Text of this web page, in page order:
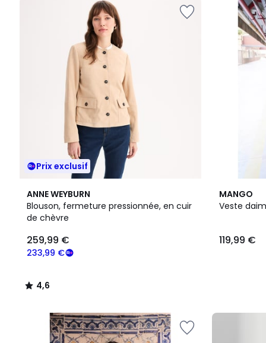
Prix exclusif
ANNE WEYBURN
Blouson, fermeture pressionnée, en cuir
de chèvre
233,99 €
259,99 €
4,6
/ 5
4,6
/
MANGO
Veste
119,99 €